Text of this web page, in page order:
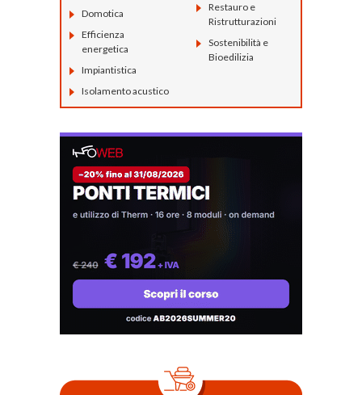
Domotica
Efficienza
energetica
Impiantistica
Isolamento acustico
Restauro e
Ristrutturazioni
Sostenibilità e
Bioedilizia